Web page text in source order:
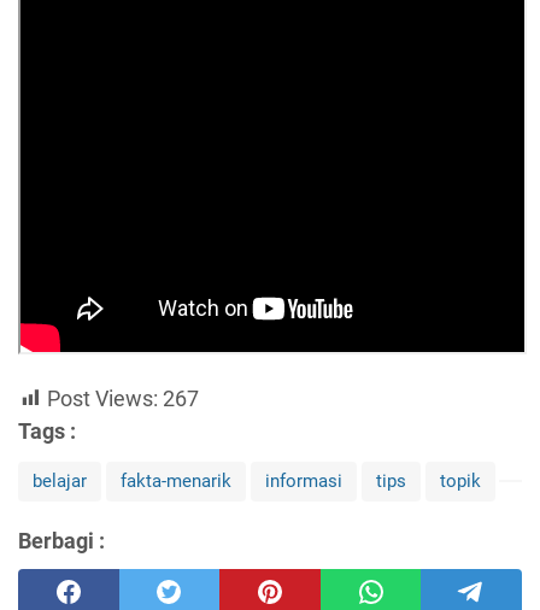
Post Views: 267
Tags :
belajar fakta-menarik informasi tips topik
Berbagi :